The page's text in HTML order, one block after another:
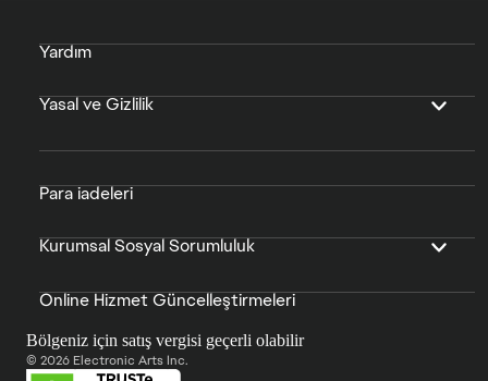
Yardım
Yasal ve Gizlilik
Para iadeleri
Kurumsal Sosyal Sorumluluk
Online Hizmet Güncelleştirmeleri
Bölgeniz için satış vergisi geçerli olabilir
© 2026 Electronic Arts Inc.